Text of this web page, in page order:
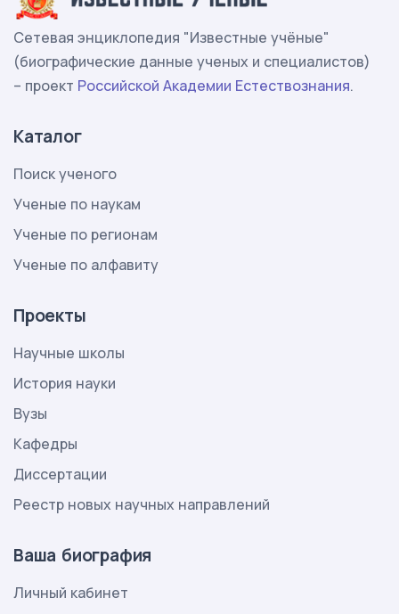
Сетевая энциклопедия "Известные учёные"
(биографические данные ученых и специалистов)
– проект Российской Академии Естествознания.
Каталог
Поиск ученого
Ученые по наукам
Ученые по регионам
Ученые по алфавиту
Проекты
Научные школы
История науки
Вузы
Кафедры
Диссертации
Реестр новых научных направлений
Ваша биография
Личный кабинет